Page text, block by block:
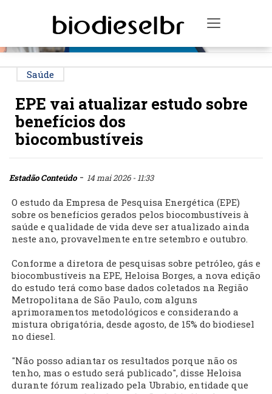
Toggle
Saúde
EPE vai atualizar estudo sobre
benefícios dos
biocombustíveis
Estadão Conteúdo- 14 mai 2026 - 11:33
O estudo da Empresa de Pesquisa Energética (EPE)
sobre os benefícios gerados pelos biocombustíveis à
saúde e qualidade de vida deve ser atualizado ainda
neste ano, provavelmente entre setembro e outubro.
Conforme a diretora de pesquisas sobre petróleo, gás e
biocombustíveis na EPE, Heloisa Borges, a nova edição
do estudo terá como base dados coletados na Região
Metropolitana de São Paulo, com alguns
aprimoramentos metodológicos e considerando a
mistura obrigatória, desde agosto, de 15% do biodiesel
no diesel.
"Não posso adiantar os resultados porque não os
tenho, mas o estudo será publicado", disse Heloisa
durante fórum realizado pela Ubrabio, entidade que